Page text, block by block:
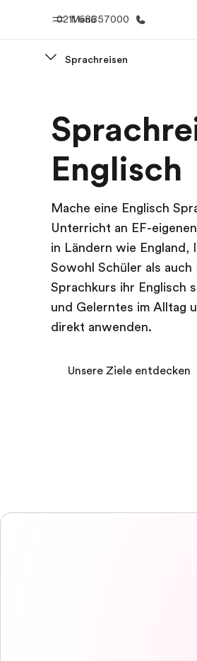
Menü
0211 68857000
Willkommen bei EF
Sprachreisen
Englisch
Mache eine Englisch
Unterricht an EF-
in Ländern wie England,
Sowohl Schüler als auch
Sprachkurs ihr Englisch
und Gelerntes im Alltag
direkt anwenden.
Unsere Ziele entdecken